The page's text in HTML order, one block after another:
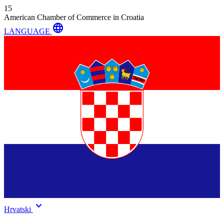
15
American Chamber of Commerce in Croatia
LANGUAGE language
Hrvatski keyboard_arrow_down